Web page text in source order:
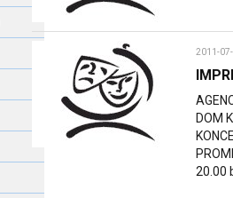
2011-
DOM
20.00